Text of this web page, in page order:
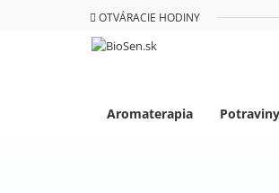
OTVÁRACIE HODINY
Aromaterapia Potraviny